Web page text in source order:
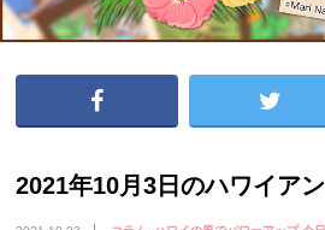
2021年10月3日のハワイア